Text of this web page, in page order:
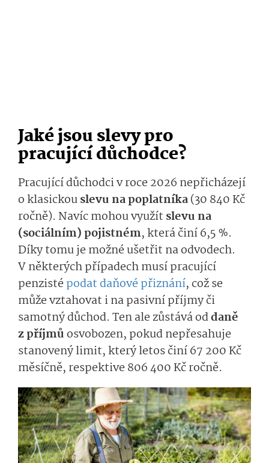
Jaké jsou slevy pro
pracující důchodce?
Pracující důchodci v roce 2026 nepřicházejí
o klasickouslevu na poplatníka(30 840 Kč
ročně). Navíc mohou využít slevu na
(sociálním) pojistném, která činí 6,5 %.
Díky tomu je možné ušetřit na odvodech.
V některých případech musí pracující
penzistépodat daňové přiznání, což se
může vztahovat i na pasivní příjmy či
samotný důchod. Ten ale zůstává oddaně
z příjmů osvobozen, pokud nepřesahuje
stanovený limit, který letos činí 67 200 Kč
měsíčně, respektive 806 400 Kč ročně.